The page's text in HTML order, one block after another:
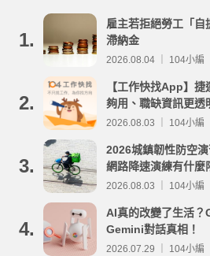
1.
雇主若拒絕勞工「自
滯納金
2026.08.04 ｜ 104小編
2.
【工作快找App】
夠用、職缺資訊更透
2026.08.03 ｜ 104小編
3.
2026城鎮韌性防空
網路降速演練有什麼
事項整理
2026.08.03 ｜ 104小編
4.
AI真的改變了生活
Gemini對話真相！
2026.07.29 ｜ 104小編